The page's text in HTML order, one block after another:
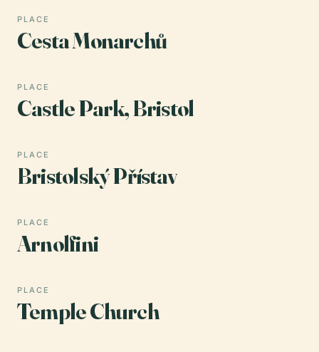
PLACE
Cesta Monarchů
PLACE
Castle Park, Bristol
PLACE
Bristolský Přístav
PLACE
Arnolfini
PLACE
Temple Church